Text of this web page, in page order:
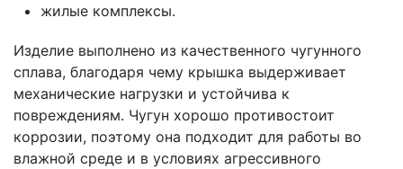
жилые комплексы.
Изделие выполнено из качественного чугунного
сплава, благодаря чему крышка выдерживает
механические нагрузки и устойчива к
повреждениям. Чугун хорошо противостоит
коррозии, поэтому она подходит для работы во
влажной среде и в условиях агрессивного